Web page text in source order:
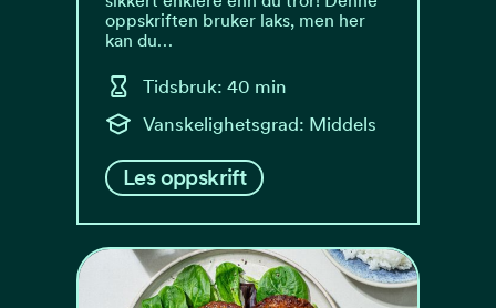
oppskriften bruker laks, men her
kan du…
Tidsbruk: 40 min
Vanskelighetsgrad: Middels
Les oppskrift